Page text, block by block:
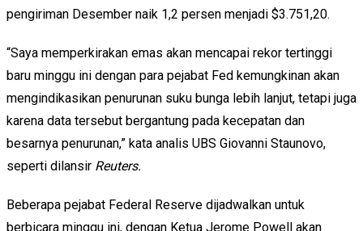
pengiriman Desember naik 1,2 persen menjadi $3.751,20.
“Saya memperkirakan emas akan mencapai rekor tertinggi
baru minggu ini dengan para pejabat Fed kemungkinan akan
mengindikasikan penurunan suku bunga lebih lanjut, tetapi juga
karena data tersebut bergantung pada kecepatan dan
besarnya penurunan,” kata analis UBS Giovanni Staunovo,
seperti dilansir Reuters.
Beberapa pejabat Federal Reserve dijadwalkan untuk
berbicara minggu ini, dengan Ketua Jerome Powell akan